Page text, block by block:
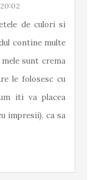
de culori si
contine multe
sunt crema
le folosesc cu
iti va placea
impresii), ca sa